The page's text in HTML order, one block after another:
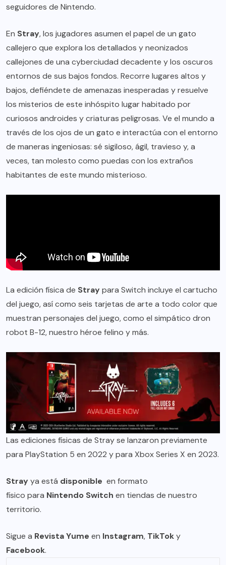
seguidores de Nintendo.
En Stray, los jugadores asumen el papel de un gato
callejero que explora los detallados y neonizados
callejones de una cyberciudad decadente y los oscuros
entornos de sus bajos fondos. Recorre lugares altos y
bajos, defiéndete de amenazas inesperadas y resuelve
los misterios de este inhóspito lugar habitado por
curiosos androides y criaturas peligrosas. Ve el mundo a
través de los ojos de un gato e interactúa con el entorno
de maneras ingeniosas: sé sigiloso, ágil, travieso y, a
veces, tan molesto como puedas con los extraños
habitantes de este mundo misterioso.
La edición física de Straypara Switch incluye el cartucho
del juego, así como seis tarjetas de arte a todo color que
muestran personajes del juego, como el simpático dron
robot B-12, nuestro héroe felino y más.
Las ediciones físicas de Stray se lanzaron previamente
para PlayStation 5 en 2022 y para Xbox Series X en 2023.
Strayya está disponible en formato
físico para Nintendo Switch en tiendas de nuestro
territorio.
Sigue a Revista Yume en Instagram, TikToky
Facebook.